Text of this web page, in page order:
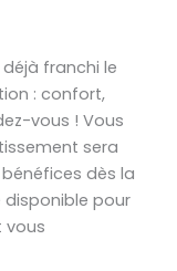
franchi le
: confort,
vous ! Vous
sera
dès la
disponible pour
vous